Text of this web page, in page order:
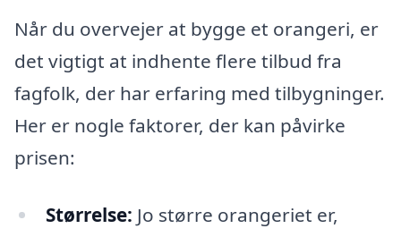
Når du overvejer at bygge et orangeri, er
det vigtigt at indhente flere tilbud fra
fagfolk, der har erfaring med tilbygninger.
Her er nogle faktorer, der kan påvirke
prisen:
Størrelse: Jo større orangeriet er,